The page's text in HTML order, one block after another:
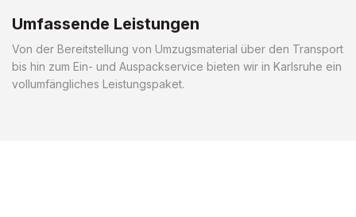
Umfassende Leistungen
Von der Bereitstellung von Umzugsmaterial über den Transport
bis hin zum Ein- und Auspackservice bieten wir in Karlsruhe ein
vollumfängliches Leistungspaket.